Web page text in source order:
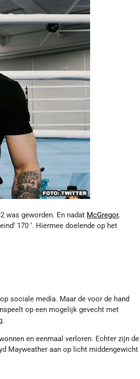
was geworden. En nadat McGregor,
170 ‘. Hiermee doelende op het
sociale media. Maar de voor de hand
op een mogelijk gevecht met
en eenmaal verloren. Echter zijn de
Mayweather aan op licht middengewicht